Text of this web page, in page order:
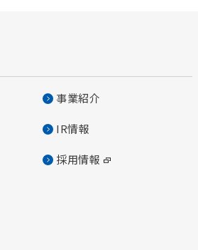
事業紹介
IR情報
採用情報